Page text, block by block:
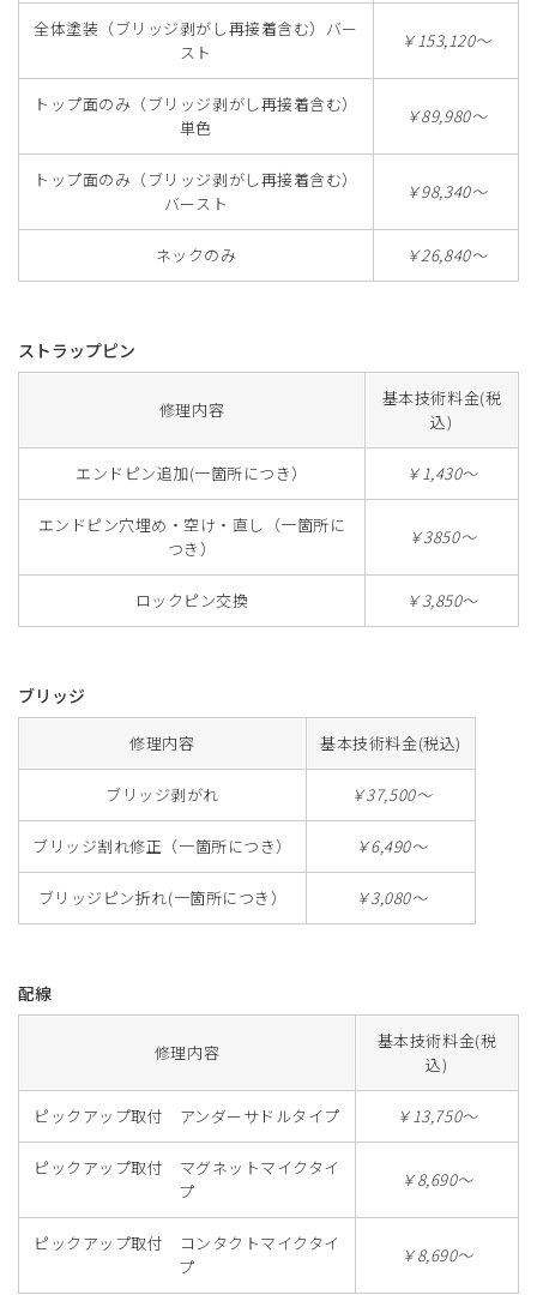
全体塗装（ブリッジ剥がし再接着含む）バー
スト
￥153,120～
トップ面のみ（ブリッジ剥がし再接着含む）
単色
￥89,980～
トップ面のみ（ブリッジ剥がし再接着含む）
バースト
￥98,340～
ネックのみ ￥26,840～
ストラップピン
修理内容
基本技術料金(税
込)
エンドピン追加(一箇所につき） ￥1,430～
エンドピン穴埋め・空け・直し（一箇所に
つき）
￥3850～
ロックピン交換 ￥3,850～
ブリッジ
修理内容 基本技術料金(税込)
ブリッジ剥がれ ￥37,500～
ブリッジ割れ修正（一箇所につき） ￥6,490～
ブリッジピン折れ(一箇所につき） ￥3,080～
配線
修理内容
基本技術料金(税
込)
ピックアップ取付 アンダーサドルタイプ ￥13,750～
ピックアップ取付 マグネットマイクタイ
プ
￥8,690～
ピックアップ取付 コンタクトマイクタイ
プ
￥8,690～